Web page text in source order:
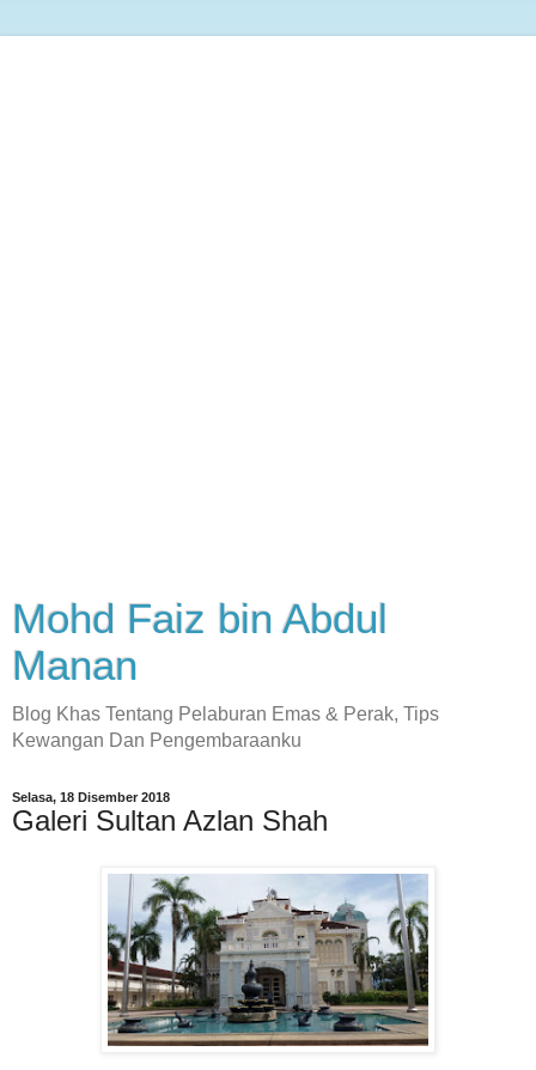
Mohd Faiz bin Abdul
Manan
Blog Khas Tentang Pelaburan Emas & Perak, Tips
Kewangan Dan Pengembaraanku
Selasa, 18 Disember 2018
Galeri Sultan Azlan Shah